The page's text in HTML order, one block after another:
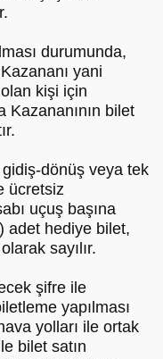
durumunda,
yani
kişi için
Kazananının bilet
dönüş veya tek
ücretsiz
uçuş başına
adet hediye bilet,
sayılır.
şifre ile
yapılması
yolları ile ortak
bilet satın